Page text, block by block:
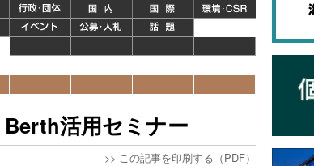
活用セミナー
>> この記事を印刷する（PDF）